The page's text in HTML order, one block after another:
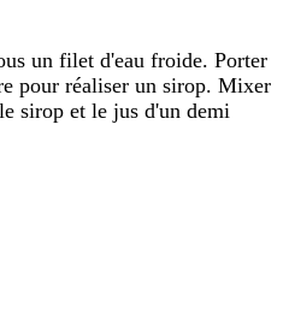
un filet d'eau froide. Porter
pour réaliser un sirop. Mixer
sirop et le jus d'un demi